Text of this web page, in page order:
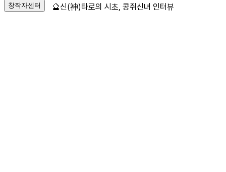
창작자센터 🔮신(神)타로의 시초, 콩쥐신녀 인터뷰